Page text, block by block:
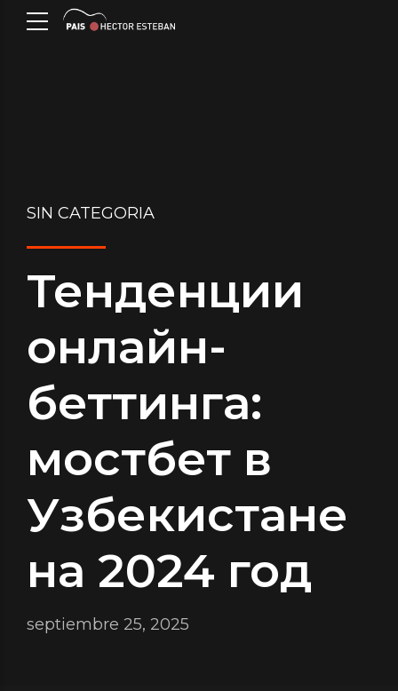
SIN CATEGORIA
Тенденции
онлайн-
беттинга:
мостбет в
Узбекистане
на 2024 год
septiembre 25, 2025